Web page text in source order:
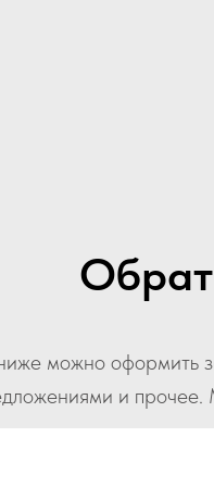
можно оформить
и прочее.